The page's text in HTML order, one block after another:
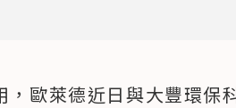
，歐萊德近日與大豐環保